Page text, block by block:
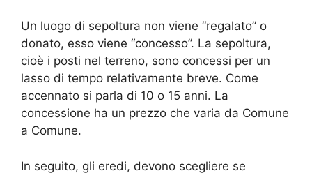
Un luogo di sepoltura non viene “regalato” o
donato, esso viene “concesso”. La sepoltura,
cioè i posti nel terreno, sono concessi per un
lasso di tempo relativamente breve. Come
accennato si parla di 10 o 15 anni. La
concessione ha un prezzo che varia da Comune
a Comune.
In seguito, gli eredi, devono scegliere se